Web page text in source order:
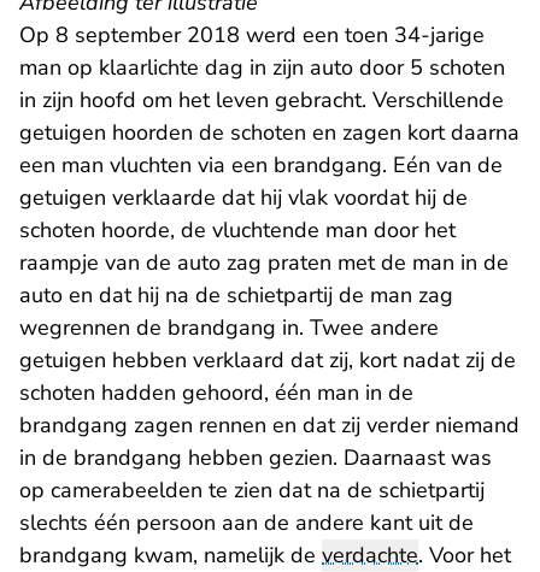
Op 8 september 2018 werd een toen 34-jarige
man op klaarlichte dag in zijn auto door 5 schoten
in zijn hoofd om het leven gebracht. Verschillende
getuigen hoorden de schoten en zagen kort daarna
een man vluchten via een brandgang. Eén van de
getuigen verklaarde dat hij vlak voordat hij de
schoten hoorde, de vluchtende man door het
raampje van de auto zag praten met de man in de
auto en dat hij na de schietpartij de man zag
wegrennen de brandgang in. Twee andere
getuigen hebben verklaard dat zij, kort nadat zij de
schoten hadden gehoord, één man in de
brandgang zagen rennen en dat zij verder niemand
in de brandgang hebben gezien. Daarnaast was
op camerabeelden te zien dat na de schietpartij
slechts één persoon aan de andere kant uit de
brandgang kwam, namelijk de verdachte. Voor het